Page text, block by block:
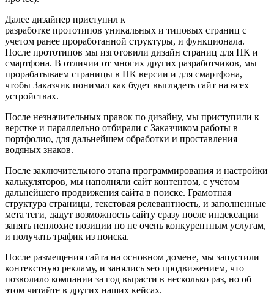
Далее дизайнер приступил к
разработке прототипов уникальных и типовых страниц с
учетом ранее проработанной структуры, и функционала.
После прототипов мы изготовили дизайн страниц для ПК и
смартфона. В отличии от многих других разработчиков, мы
прорабатываем страницы в ПК версии и для смартфона,
чтобы Заказчик понимал как будет выглядеть сайт на всех
устройствах.
После незначительных правок по дизайну, мы приступили к
верстке и параллельно отбирали с Заказчиком работы в
портфолио, для дальнейшем обработки и проставления
водяных знаков.
После заключительного этапа программирования и настройки
калькуляторов, мы наполняли сайт контентом, с учётом
дальнейшего продвижения сайта в поиске. Грамотная
структура страницы, текстовая релевантность, и заполненные
мета теги, дадут возможность сайту сразу после индексации
занять неплохие позиции по не очень конкурентным услугам,
и получать трафик из поиска.
После размещения сайта на основном домене, мы запустили
контекстную рекламу, и занялись seo продвижением, что
позволило компании за год вырасти в несколько раз, но об
этом читайте в других наших кейсах.